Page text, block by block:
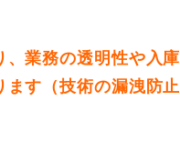
、業務の透明性や入庫
ます（技術の漏洩防止